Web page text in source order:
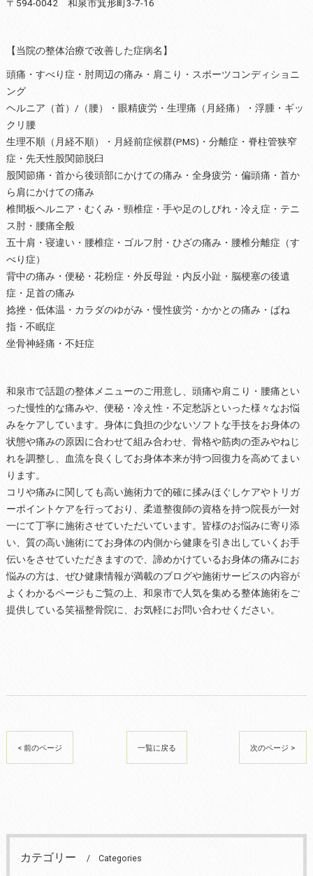
〒594-0042 和泉市箕形町3-7-16
【当院の整体治療で改善した症病名】
頭痛・すべり症・肘周辺の痛み・肩こり・スポーツコンディショニ
ング
ヘルニア（首）/（腰）・眼精疲労・生理痛（月経痛）・浮腫・ギッ
クリ腰
生理不順（月経不順）・月経前症候群(PMS)・分離症・脊柱管狭窄
症・先天性股関節脱臼
股関節痛・首から後頭部にかけての痛み・全身疲労・偏頭痛・首か
ら肩にかけての痛み
椎間板ヘルニア・むくみ・頸椎症・手や足のしびれ・冷え症・テニ
ス肘・腰痛全般
五十肩・寝違い・腰椎症・ゴルフ肘・ひざの痛み・腰椎分離症（す
べり症）
背中の痛み・便秘・花粉症・外反母趾・内反小趾・脳梗塞の後遺
症・足首の痛み
捻挫・低体温・カラダのゆがみ・慢性疲労・かかとの痛み・ばね
指・不眠症
坐骨神経痛・不妊症
和泉市で話題の整体メニューのご用意し、頭痛や肩こり・腰痛とい
った慢性的な痛みや、便秘・冷え性・不定愁訴といった様々なお悩
みをケアしています。身体に負担の少ないソフトな手技をお身体の
状態や痛みの原因に合わせて組み合わせ、骨格や筋肉の歪みやねじ
れを調整し、血流を良くしてお身体本来が持つ回復力を高めてまい
ります。
コリや痛みに関しても高い施術力で的確に揉みほぐしケアやトリガ
ーポイントケアを行っており、柔道整復師の資格を持つ院長が一対
一にて丁寧に施術させていただいています。皆様のお悩みに寄り添
い、質の高い施術にてお身体の内側から健康を引き出していくお手
伝いをさせていただきますので、諦めかけているお身体の痛みにお
悩みの方は、ぜひ健康情報が満載のブログや施術サービスの内容が
よくわかるページもご覧の上、和泉市で人気を集める整体施術をご
提供している笑福整骨院に、お気軽にお問い合わせください。
< 前のページ 一覧に戻る 次のページ >
カテゴリー Categories